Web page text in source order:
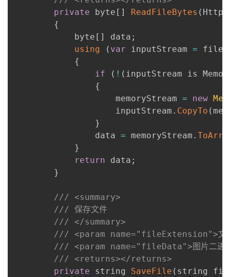
private byte [ ] ReadFileBytes (
{
            byte
[ ] data ;
using
( var inputStream =
{
if
( ! ( inputStream is
{
                    memoryStream
= new
                    inputStream
. CopyTo (
}
                data
= memoryStream .
}
return data ;
}
/// <summary>
/// 保存文件
/// </summary>
/// <param name="fileExtension">文件
/// <param name="fileData">图片二进制
/// <returns></returns>
private string SaveFile ( string